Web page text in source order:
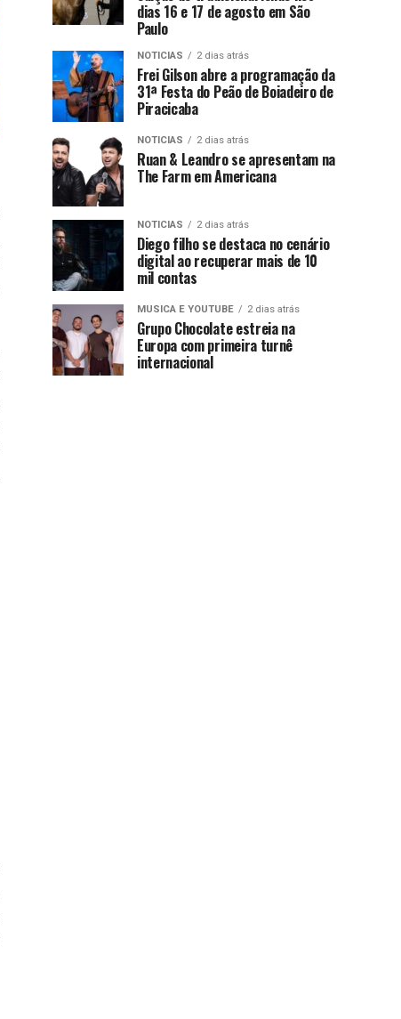
dias 16 e 17 de agosto em São
Paulo
NOTICIAS 2 dias atrás
Frei Gilson abre a programação da
31ª Festa do Peão de Boiadeiro de
Piracicaba
NOTICIAS 2 dias atrás
Ruan & Leandro se apresentam na
The Farm em Americana
NOTICIAS 2 dias atrás
Diego filho se destaca no cenário
digital ao recuperar mais de 10
mil contas
MUSICA E YOUTUBE 2 dias atrás
Grupo Chocolate estreia na
Europa com primeira turnê
internacional